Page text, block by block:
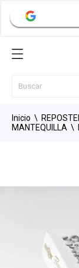
Inicio
MANTEQUILLA